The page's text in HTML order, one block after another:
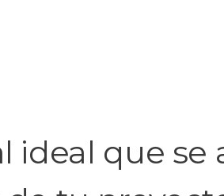
ideal que se